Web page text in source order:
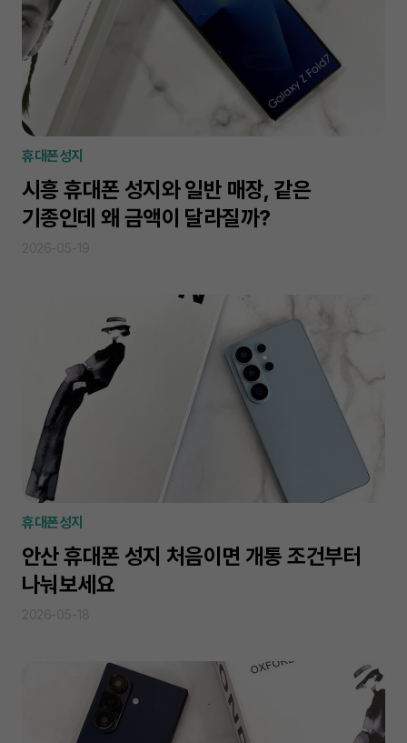
휴대폰성지
시흥 휴대폰 성지와 일반 매장, 같은
기종인데 왜 금액이 달라질까?
휴대폰성지
안산 휴대폰 성지 처음이면 개통 조건부터
나눠보세요